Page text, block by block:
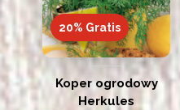
20% Gratis
Koper ogrodowy
Herkules